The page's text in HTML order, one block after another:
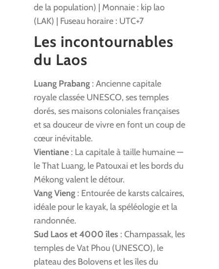
de la population) | Monnaie : kip lao
(LAK) | Fuseau horaire : UTC+7
Les incontournables
du Laos
Luang Prabang: Ancienne capitale
royale classée UNESCO, ses temples
dorés, ses maisons coloniales françaises
et sa douceur de vivre en font un coup de
cœur inévitable.
Vientiane: La capitale à taille humaine —
le That Luang, le Patouxai et les bords du
Mékong valent le détour.
Vang Vieng: Entourée de karsts calcaires,
idéale pour le kayak, la spéléologie et la
randonnée.
Sud Laos et 4000 îles : Champassak, les
temples de Vat Phou (UNESCO), le
plateau des Bolovens et les îles du